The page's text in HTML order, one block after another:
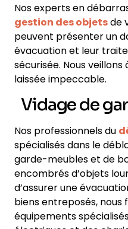
Nos experts en
gestion des objetsde
peuvent présenter un
évacuation et leur
sécurisée. Nous
laissée impeccable.
Vidage de
Nos professionnels du
spécialisés dans le
garde-meubles et de
encombrés d’objets
d’assurer une
biens entreposés, nous
équipements